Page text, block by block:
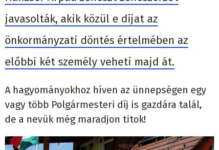
javasolták, akik közül e díjat az
önkormányzati döntés értelmében az
előbbi két személy veheti majd át.
A hagyományokhoz híven az ünnepségen egy
vagy több Polgármesteri díj is gazdára talál,
de a nevük még maradjon titok!